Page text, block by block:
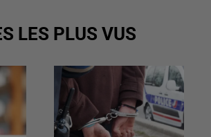
LES PLUS VUS